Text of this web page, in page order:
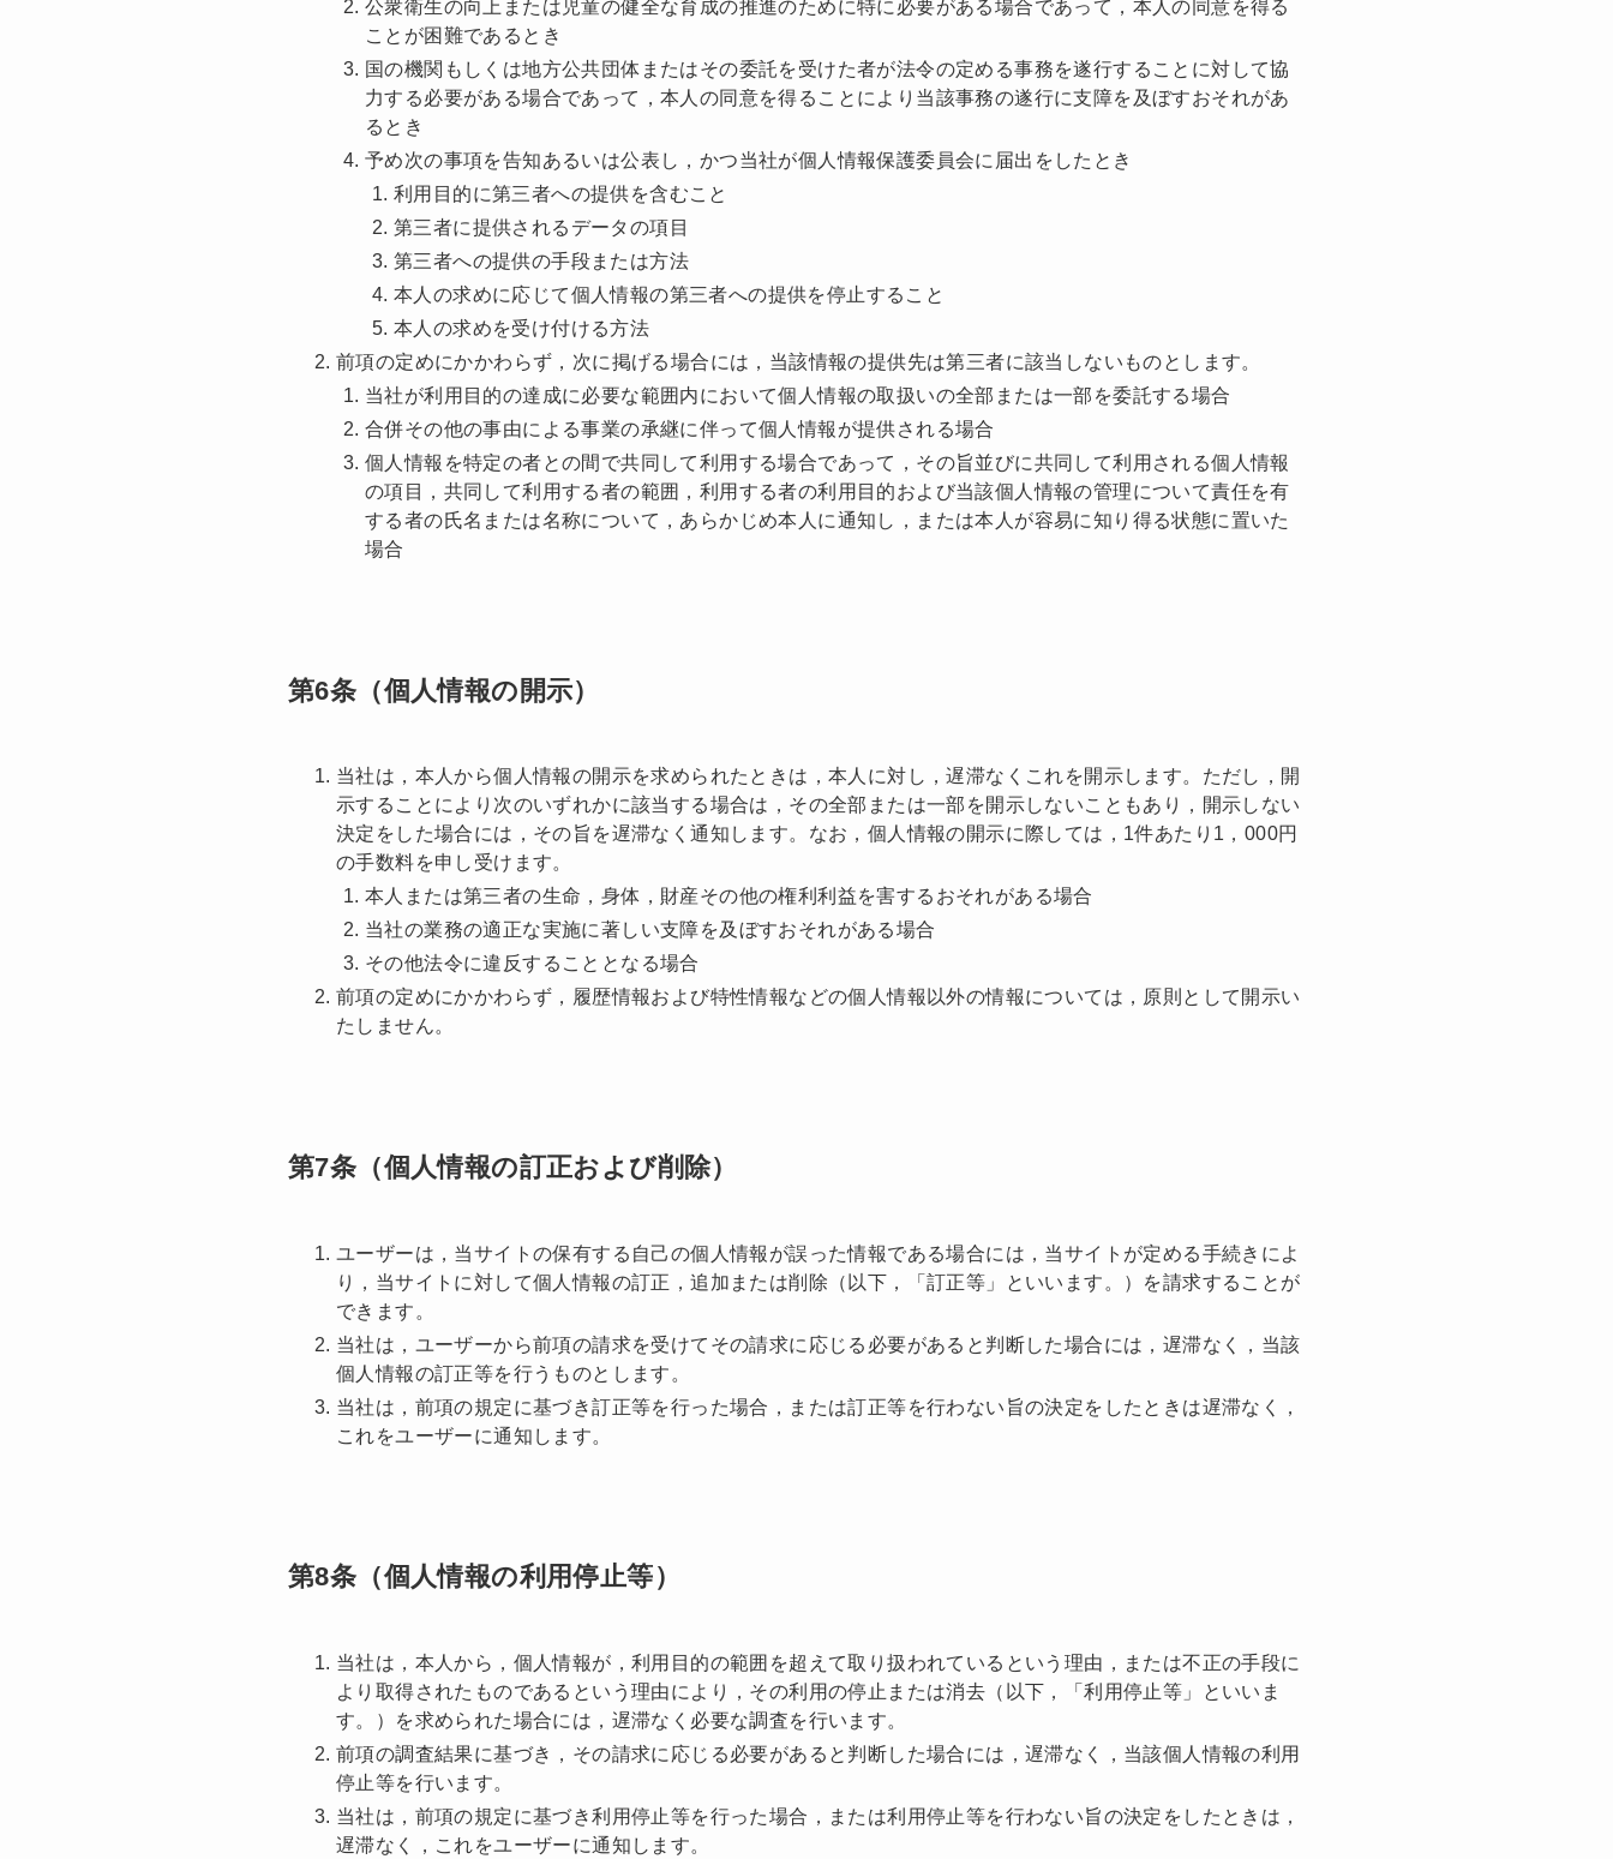
公衆衛生の向上または児童の健全な育成の推進のために特に必要がある場合であって，本人の同意を得る
ことが困難であるとき
国の機関もしくは地方公共団体またはその委託を受けた者が法令の定める事務を遂行することに対して協
力する必要がある場合であって，本人の同意を得ることにより当該事務の遂行に支障を及ぼすおそれがあ
るとき
予め次の事項を告知あるいは公表し，かつ当社が個人情報保護委員会に届出をしたとき
利用目的に第三者への提供を含むこと
第三者に提供されるデータの項目
第三者への提供の手段または方法
本人の求めに応じて個人情報の第三者への提供を停止すること
本人の求めを受け付ける方法
前項の定めにかかわらず，次に掲げる場合には，当該情報の提供先は第三者に該当しないものとします。
当社が利用目的の達成に必要な範囲内において個人情報の取扱いの全部または一部を委託する場合
合併その他の事由による事業の承継に伴って個人情報が提供される場合
個人情報を特定の者との間で共同して利用する場合であって，その旨並びに共同して利用される個人情報
の項目，共同して利用する者の範囲，利用する者の利用目的および当該個人情報の管理について責任を有
する者の氏名または名称について，あらかじめ本人に通知し，または本人が容易に知り得る状態に置いた
場合
第6条（個人情報の開示）
当社は，本人から個人情報の開示を求められたときは，本人に対し，遅滞なくこれを開示します。ただし，開
示することにより次のいずれかに該当する場合は，その全部または一部を開示しないこともあり，開示しない
決定をした場合には，その旨を遅滞なく通知します。なお，個人情報の開示に際しては，1件あたり1，000円
の手数料を申し受けます。
本人または第三者の生命，身体，財産その他の権利利益を害するおそれがある場合
当社の業務の適正な実施に著しい支障を及ぼすおそれがある場合
その他法令に違反することとなる場合
前項の定めにかかわらず，履歴情報および特性情報などの個人情報以外の情報については，原則として開示い
たしません。
第7条（個人情報の訂正および削除）
ユーザーは，当サイトの保有する自己の個人情報が誤った情報である場合には，当サイトが定める手続きによ
り，当サイトに対して個人情報の訂正，追加または削除（以下，「訂正等」といいます。）を請求することが
できます。
当社は，ユーザーから前項の請求を受けてその請求に応じる必要があると判断した場合には，遅滞なく，当該
個人情報の訂正等を行うものとします。
当社は，前項の規定に基づき訂正等を行った場合，または訂正等を行わない旨の決定をしたときは遅滞なく，
これをユーザーに通知します。
第8条（個人情報の利用停止等）
当社は，本人から，個人情報が，利用目的の範囲を超えて取り扱われているという理由，または不正の手段に
より取得されたものであるという理由により，その利用の停止または消去（以下，「利用停止等」といいま
す。）を求められた場合には，遅滞なく必要な調査を行います。
前項の調査結果に基づき，その請求に応じる必要があると判断した場合には，遅滞なく，当該個人情報の利用
停止等を行います。
当社は，前項の規定に基づき利用停止等を行った場合，または利用停止等を行わない旨の決定をしたときは，
遅滞なく，これをユーザーに通知します。